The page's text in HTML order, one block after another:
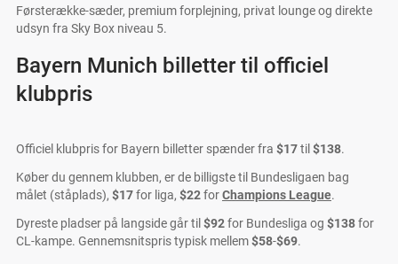
Førsterække-sæder, premium forplejning, privat lounge og direkte
udsyn fra Sky Box niveau 5.
Bayern Munich billetter til officiel
klubpris
Officiel klubpris for Bayern billetter spænder fra $17til $138.
Køber du gennem klubben, er de billigste til Bundesligaen bag
målet (ståplads), $17for liga, $22forChampions League.
Dyreste pladser på langside går til $92for Bundesliga og $138for
CL-kampe. Gennemsnitspris typisk mellem$58-$69.